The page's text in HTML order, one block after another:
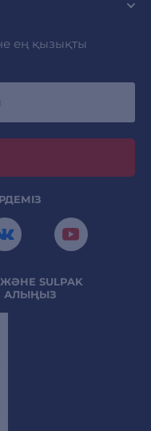
ең қызықты
SULPAK
АЛЫҢЫЗ